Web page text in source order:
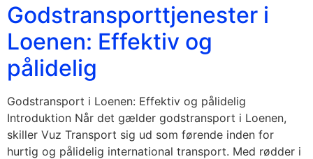
Godstransporttjenester i
Loenen: Effektiv og
pålidelig
Godstransport i Loenen: Effektiv og pålidelig
Introduktion Når det gælder godstransport i Loenen,
skiller Vuz Transport sig ud som førende inden for
hurtig og pålidelig international transport. Med rødder i